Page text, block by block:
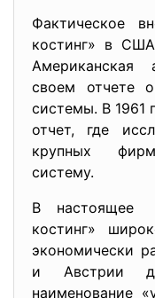
Фактическое
костинг» в
Американская
своем отчете
системы. В 1961
отчет, где
крупных
систему.
В настоящее
костинг»
экономически
и Австрии
наименование